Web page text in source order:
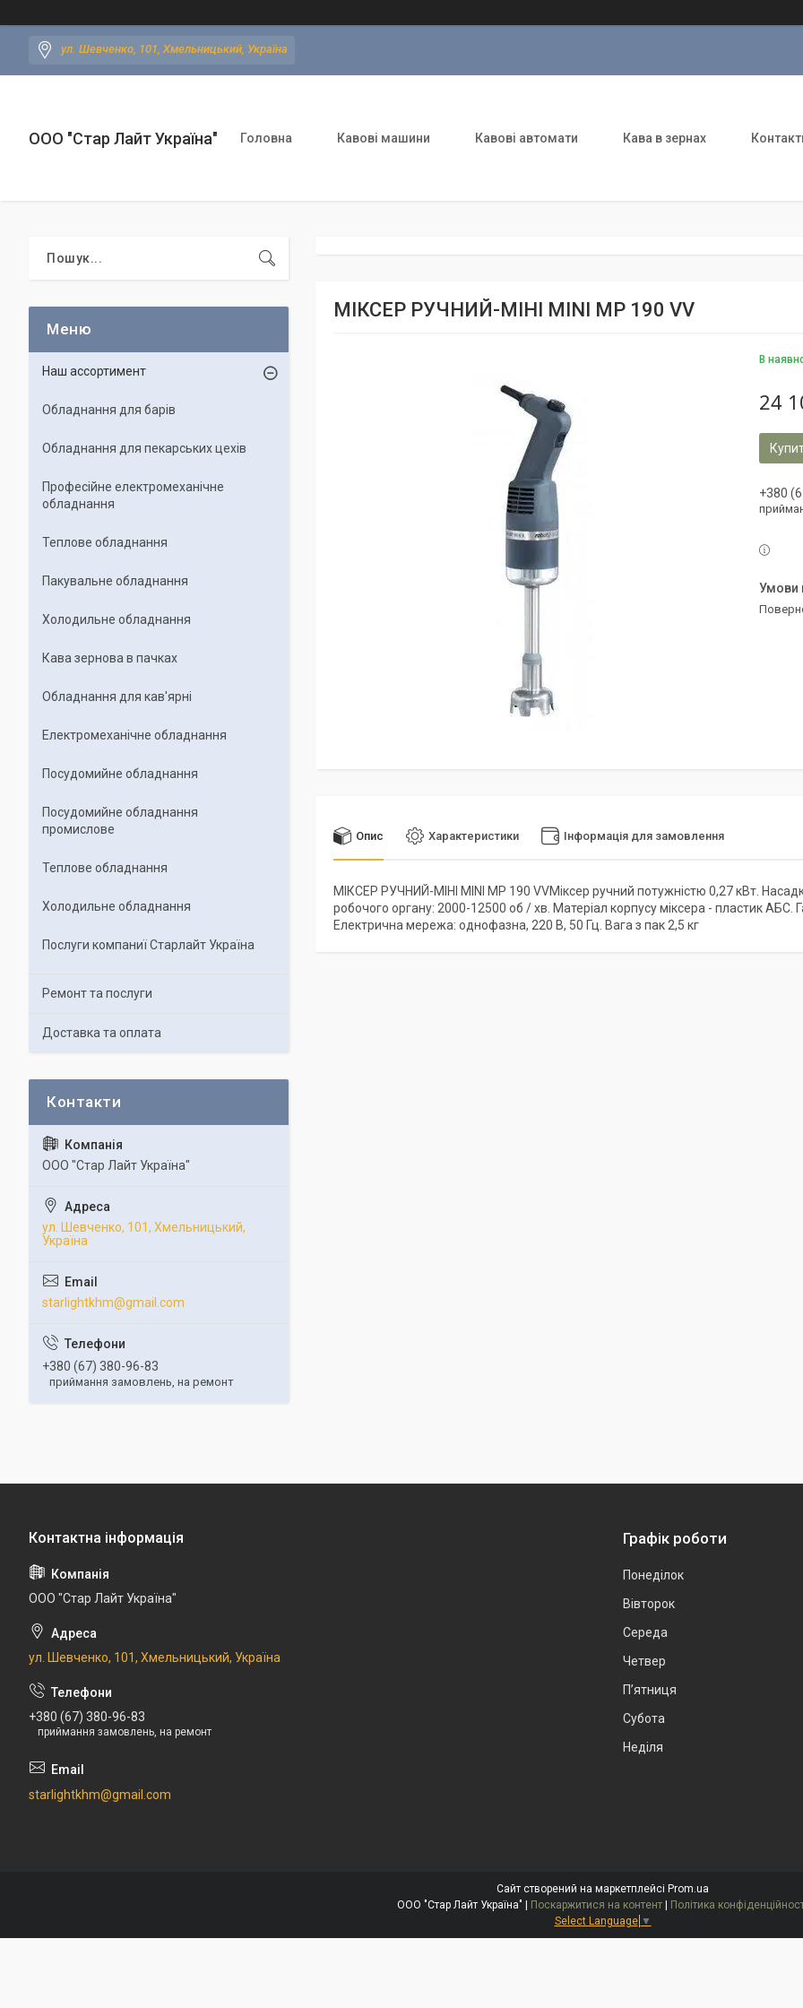
ул. Шевченко, 101, Хмельницький, Україна
ООО "Стар Лайт Україна" Головна Кавові машини Кавові автомати Кава в зернах
МІКСЕР РУЧНИЙ-МІНІ MINI MP 190 VV
В
24
+380
Опис Характеристики Інформація для замовлення
МІКСЕР РУЧНИЙ-МІНІ MINI MP 190 VVМіксер ручний потужністю 0,27 кВт.
робочого органу: 2000-12500 об / хв. Матеріал корпусу міксера - пластик
Електрична мережа: однофазна, 220 В, 50 Гц. Вага з пак 2,5 кг
Наш ассортимент
Обладнання для барів
Обладнання для пекарських цехiв
Професійне електромеханічне
обладнання
Теплове обладнання
Пакувальне обладнання
Холодильне обладнання
Кава зернова в пачках
Обладнання для кав'ярні
Електромеханічне обладнання
Посудомийне обладнання
Посудомийне обладнання
промислове
Теплове обладнання
Холодильне обладнання
Послуги компаниї Старлайт Україна
Ремонт та послуги
Доставка та оплата
ООО "Стар Лайт Україна"
ул. Шевченко, 101, Хмельницький,
Україна
starlightkhm@gmail.com
+380 (67) 380-96-83
приймання замовлень, на ремонт
ООО "Стар Лайт Україна"
ул. Шевченко, 101, Хмельницький, Україна
+380 (67) 380-96-83
приймання замовлень, на ремонт
starlightkhm@gmail.com
Графік роботи
Понеділок
Вівторок
Середа
Четвер
Пʼятниця
Субота
Неділя
Сайт створений на маркетплейсі Prom.ua
ООО "Стар Лайт Україна" | Поскаржитися на контент | Політика
Select Language ▼